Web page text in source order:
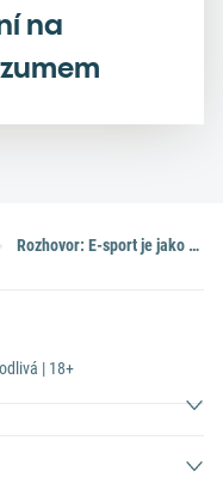
na
Rozhovor: E-sport je jako Bitcoin před lety. Lepší investici dnes budete hledat jen těžko (II. díl)
| 18+